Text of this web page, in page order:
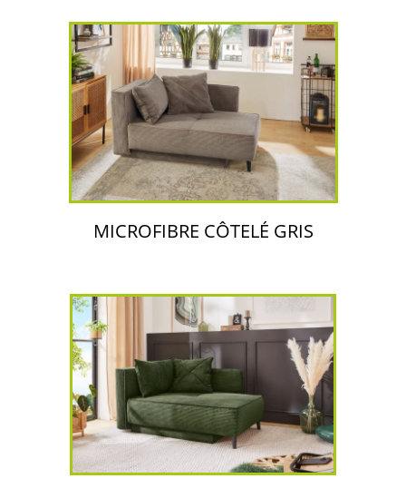
MICROFIBRE CÔTELÉ GRIS